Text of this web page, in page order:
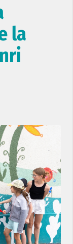
la